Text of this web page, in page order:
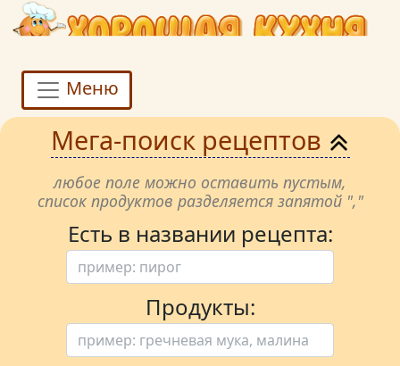
Меню
Мега-поиск рецептов
любое поле можно оставить пустым,
список продуктов разделяется запятой ","
Есть в названии рецепта:
Продукты: